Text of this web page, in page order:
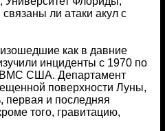
ли атаки акул с
как в давние
инциденты с 1970 по
ВМС США. Департамент
поверхности Луны,
первая и последняя
того, гравитацию,